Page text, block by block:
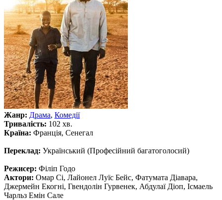
Жанр: Драма, Комедії
Тривалість: 102 хв.
Країна: Франція, Сенегал
Переклад: Український (Професійний багатоголосий)
Режисер: Філіп Годо
Актори: Омар Сі, Лайонел Луїс Бейс, Фатумата Діавара,
Джермейн Екогні, Гвендолін Гурвенек, Абдулаї Діоп, Ісмаель
Чарльз Емін Сале